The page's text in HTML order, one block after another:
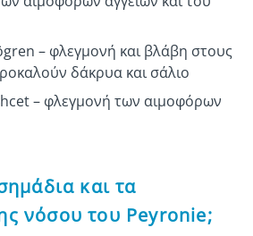
– φλεγμονή και βλάβη στους
δάκρυα και σάλιο
– φλεγμονή των αιμοφόρων
και τα
νόσου του Peyronie;